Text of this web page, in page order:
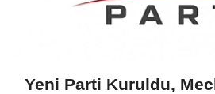
Yeni Parti Kuruldu,